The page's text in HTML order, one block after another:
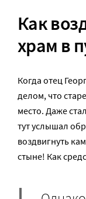
Как
храм в
Когда отец
делом, что
место. Даже
тут услышал
воз­двиг­нуть
стыне! Как